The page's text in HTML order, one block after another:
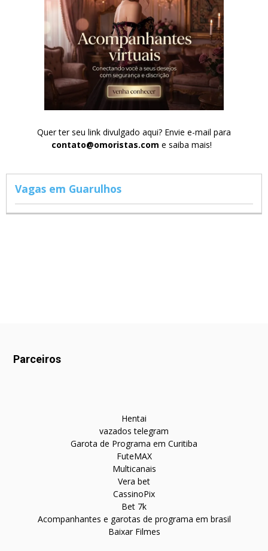
Quer ter seu link divulgado aqui? Envie e-mail para
contato@omoristas.com e saiba mais!
Vagas em Guarulhos
Parceiros
Hentai
vazados telegram
Garota de Programa em Curitiba
FuteMAX
Multicanais
Vera bet
CassinoPix
Bet 7k
Acompanhantes e garotas de programa em brasil
Baixar Filmes